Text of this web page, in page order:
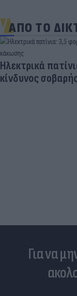
ΑΠΟ ΤΟ
Ηλεκτρικά
κίνδυνος
Για να